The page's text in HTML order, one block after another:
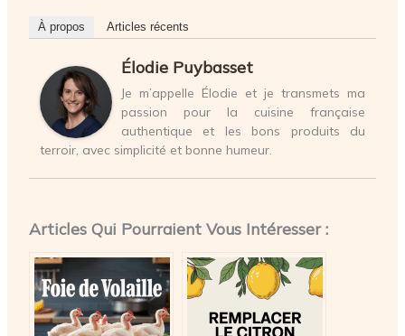
À propos Articles récents
Élodie Puybasset
Je m’appelle Élodie et je transmets ma
passion pour la cuisine française
authentique et les bons produits du
terroir, avec simplicité et bonne humeur.
Articles Qui Pourraient Vous Intéresser :